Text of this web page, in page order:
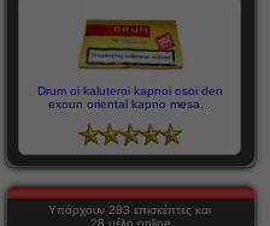
Drum oi kaluteroi kapnoi osoi den
exoun oriental kapno mesa...
Υπάρχουν 283 επισκέπτες και
28 μέλη online